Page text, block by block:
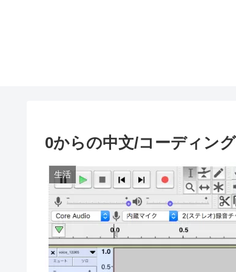
0からの中文/コーディン
生活